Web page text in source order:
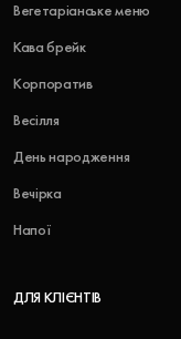
Вегетаріанське меню
Кава брейк
Корпоратив
Весілля
День народження
Вечірка
Напої
ДЛЯ КЛІЄНТІВ